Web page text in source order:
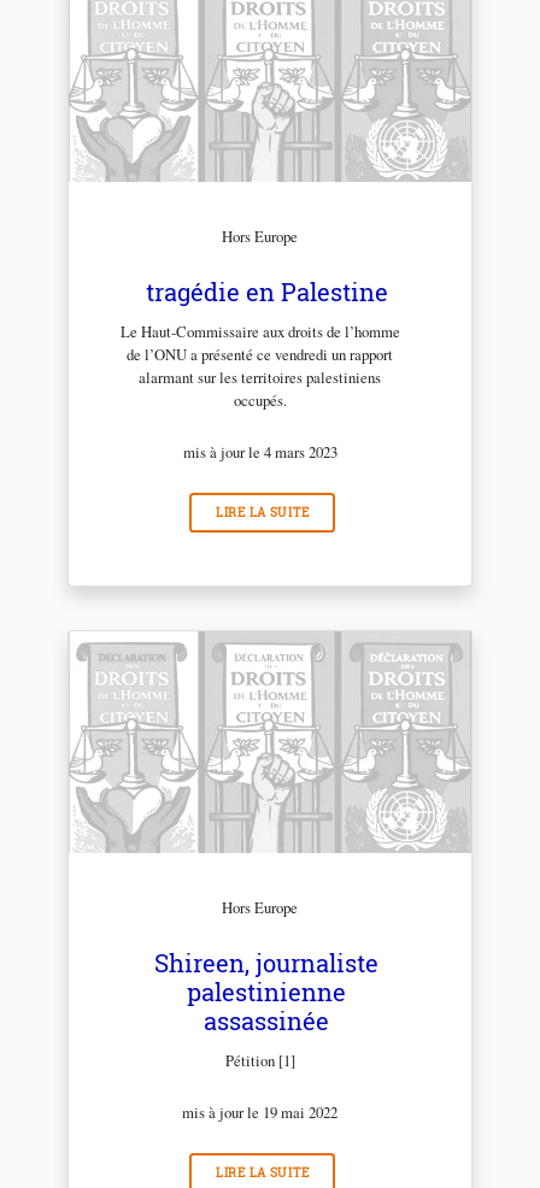
Hors Europe
tragédie en Palestine
Le Haut-Commissaire aux droits de l’homme
de l’ONU a présenté ce vendredi un rapport
alarmant sur les territoires palestiniens
occupés.
mis à jour le 4 mars 2023
LIRE LA SUITE
Hors Europe
Shireen, journaliste
palestinienne
assassinée
Pétition [1]
mis à jour le 19 mai 2022
LIRE LA SUITE